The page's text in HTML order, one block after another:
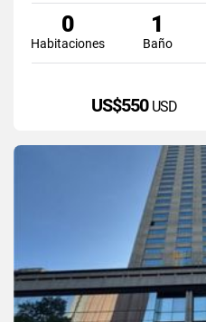
0
Habitaciones
1
Baño
US$550 USD